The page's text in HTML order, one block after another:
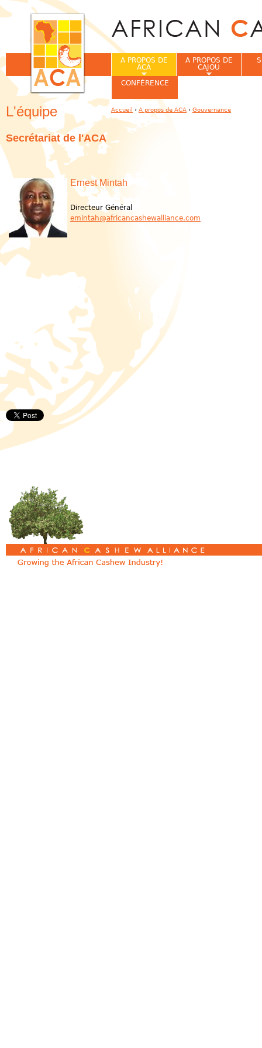
L'équipe
Secrétariat de l'ACA
Ernest Mintah
Directeur Général
emintah@africancashewalliance.com
A PROPOS DE
ACA
A PROPOS DE
CAJOU
CONFÉRENCE
Vous êtes ici
Accueil › A propos de ACA › Gouvernance